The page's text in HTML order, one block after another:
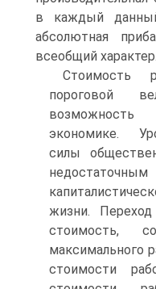
в каждый
абсолютная
всеобщий характер.
Стоимость
пороговой
экономике.
силы
жизни.
стоимость,
максимального
стоимости